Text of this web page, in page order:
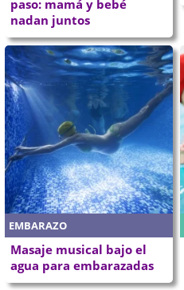
paso: mamá y bebé
nadan juntos
EMBARAZO
Masaje musical bajo el
agua para embarazadas